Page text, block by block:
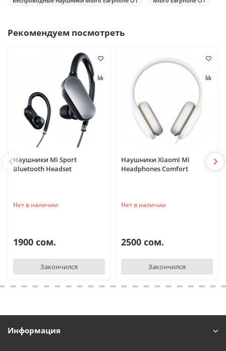
Рекомендуем посмотреть
Наушники Mi Sport
Bluetooth Headset
Нет в наличии
1900 сом.
Закончился
Наушники Xiaomi Mi
Headphones Comfort
Нет в наличии
2500 сом.
Закончился
Информация